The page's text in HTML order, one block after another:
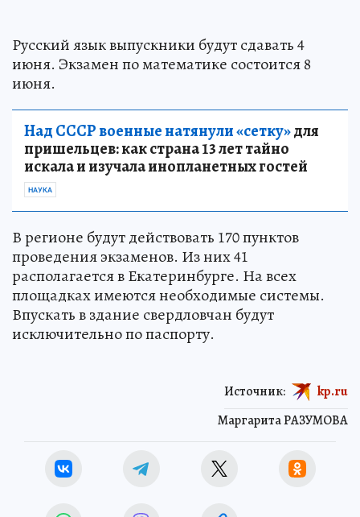
Русский язык выпускники будут сдавать 4
июня. Экзамен по математике состоится 8
июня.
Над СССР военные натянули «сетку»для
пришельцев: как страна 13 лет тайно
искала и изучала инопланетных гостей
НАУКА
В регионе будут действовать 170 пунктов
проведения экзаменов. Из них 41
располагается в Екатеринбурге. На всех
площадках имеются необходимые системы.
Впускать в здание свердловчан будут
исключительно по паспорту.
Маргарита РАЗУМОВА
Источник: kp.ru